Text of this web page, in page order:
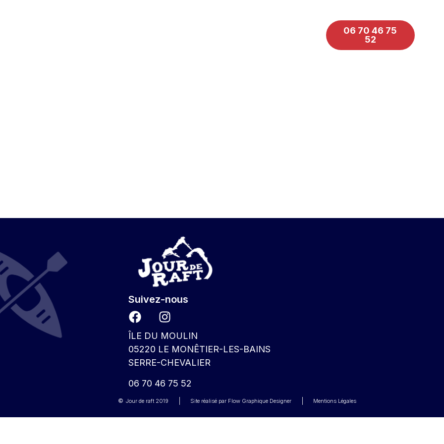
06 70 46 75
52
Suivez-nous
ÎLE DU MOULIN
05220 LE MONÊTIER-LES-BAINS
SERRE-CHEVALIER
06 70 46 75 52
Jour de raft 2019 Site réalisé par Flow Graphique Designer Mentions Légales